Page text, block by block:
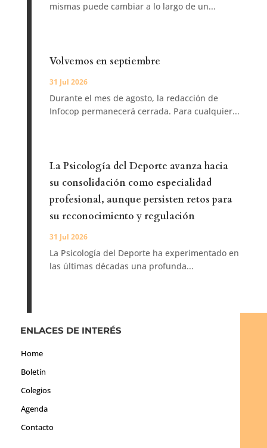
mismas puede cambiar a lo largo de un...
Volvemos en septiembre
31 Jul 2026
Durante el mes de agosto, la redacción de
Infocop permanecerá cerrada. Para cualquier...
La Psicología del Deporte avanza hacia
su consolidación como especialidad
profesional, aunque persisten retos para
su reconocimiento y regulación
31 Jul 2026
La Psicología del Deporte ha experimentado en
las últimas décadas una profunda...
ENLACES DE INTERÉS
Home
Boletín
Colegios
Agenda
Contacto